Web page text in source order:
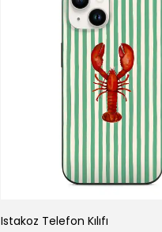
Istakoz Telefon Kılıfı